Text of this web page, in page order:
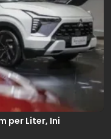
per Liter, Ini